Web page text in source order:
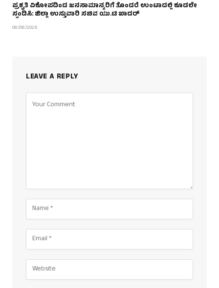
ಪ್ರಕೃತಿ ವಿಕೋಪದಿಂದ ಜನಸಾಮಾನ್ಯರಿಗೆ ತೊಂದರೆ ಉಂಟಾದಲ್ಲಿ ಕೂಡಲೇ
ಸ್ಪಂದಿಸಿ: ಜಿಲ್ಲಾ ಉಸ್ತುವಾರಿ ಸಚಿವ ಯು.ಟಿ ಖಾದರ್
08/08/2026
LEAVE A REPLY